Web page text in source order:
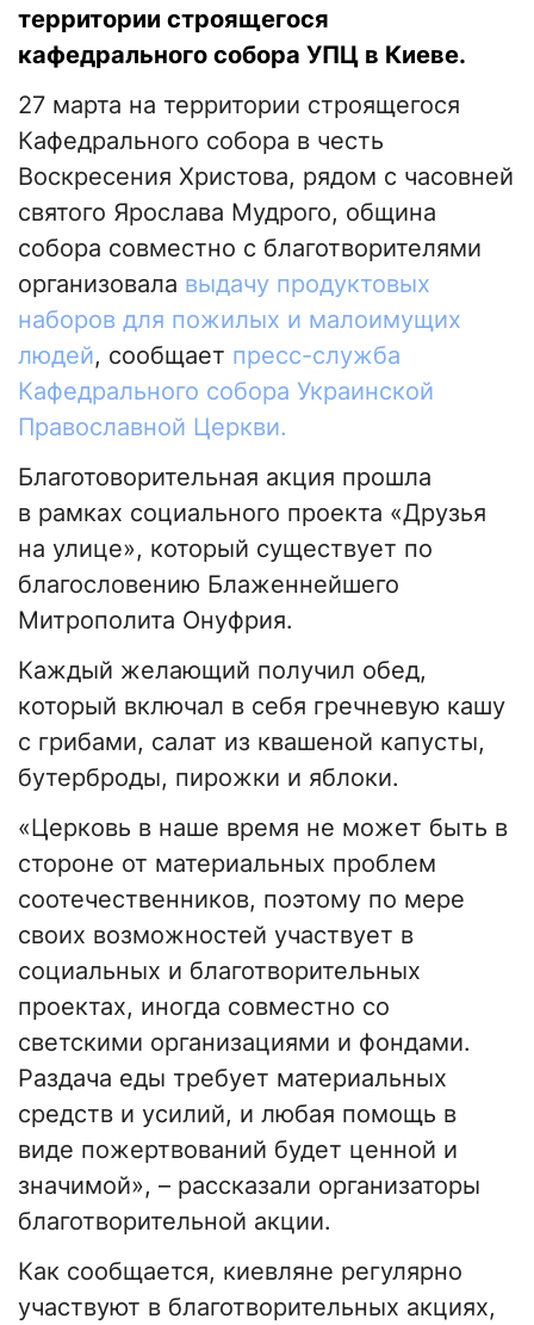
территории строящегося
кафедрального собора УПЦ в Киеве.
27 марта на территории строящегося
Кафедрального собора в честь
Воскресения Христова, рядом с часовней
святого Ярослава Мудрого, община
собора совместно с благотворителями
организовала выдачу продуктовых
наборов для пожилых и малоимущих
людей, сообщает пресс-служба
Кафедрального собора Украинской
Православной Церкви.
Благотоворительная акция прошла
в рамках социального проекта «Друзья
на улице», который существует по
благословению Блаженнейшего
Митрополита Онуфрия.
Каждый желающий получил обед,
который включал в себя гречневую кашу
с грибами, салат из квашеной капусты,
бутерброды, пирожки и яблоки.
«Церковь в наше время не может быть в
стороне от материальных проблем
соотечественников, поэтому по мере
своих возможностей участвует в
социальных и благотворительных
проектах, иногда совместно со
светскими организациями и фондами.
Раздача еды требует материальных
средств и усилий, и любая помощь в
виде пожертвований будет ценной и
значимой», – рассказали организаторы
благотворительной акции.
Как сообщается, киевляне регулярно
участвуют в благотворительных акциях,